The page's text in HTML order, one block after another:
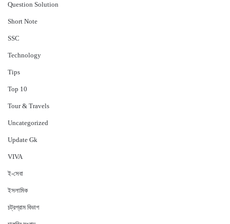
Question Solution
Short Note
‍SSC
Technology
Tips
Top 10
Tour & Travels
Uncategorized
Update Gk
VIVA
ই-সেবা
ইসলামিক
চট্রগ্রাম বিভাগ